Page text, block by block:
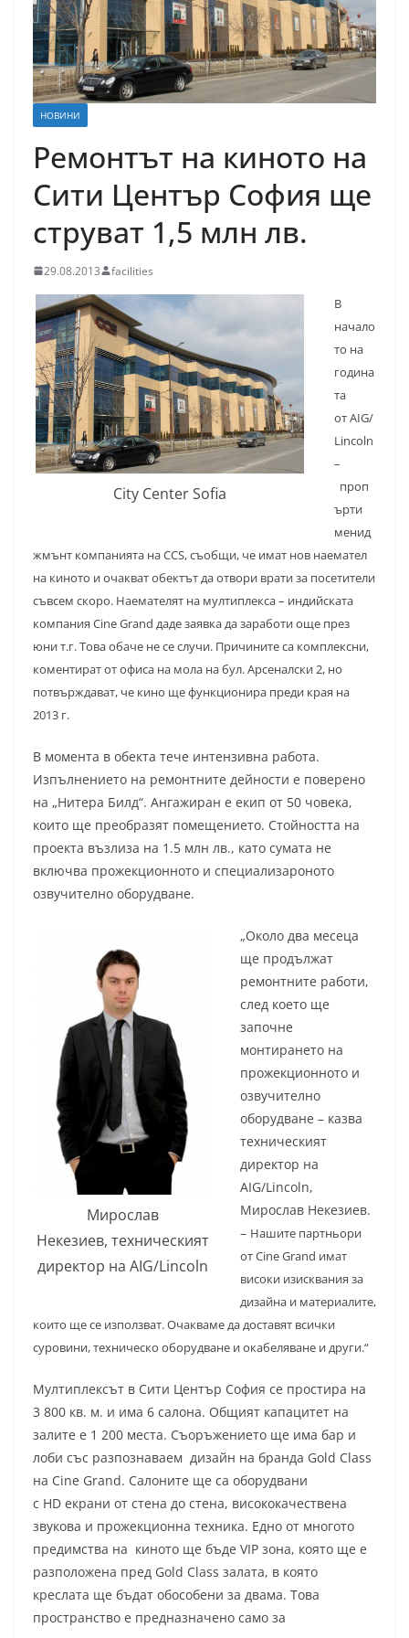
НОВИНИ
Ремонтът на киното на
Сити Център София ще
струват 1,5 млн лв.
29.08.2013 facilities
City Center Sofia
В
начало
то на
година
та
от AIG/
Lincoln
–
проп
ърти
менид
жмънт компанията на CCS, съобщи, че имат нов наемател
на киното и очакват обектът да отвори врати за посетители
съвсем скоро. Наемателят на мултиплекса – индийската
компания Cine Grand даде заявка да заработи още през
юни т.г. Това обаче не се случи. Причините са комплексни,
коментират от офиса на мола на бул. Арсеналски 2, но
потвърждават, че кино ще функционира преди края на
2013 г.
В момента в обекта тече интензивна работа.
Изпълнението на ремонтните дейности е поверено
на „Нитера Билд“. Ангажиран е екип от 50 човека,
които ще преобразят помещението. Стойността на
проекта възлиза на 1.5 млн лв., като сумата не
включва прожекционното и специализароното
озвучително оборудване.
Мирослав
Некезиев, техническият
директор на AIG/Lincoln
„Около два месеца
ще продължат
ремонтните работи,
след което ще
започне
монтирането на
прожекционното и
озвучително
оборудване – казва
техническият
директор на
AIG/Lincoln,
Мирослав Некезиев.
– Нашите партньори
от Cine Grand имат
високи изисквания за
дизайна и материалите,
които ще се използват. Очакваме да доставят всички
суровини, техническо оборудване и окабеляване и други.“
Мултиплексът в Сити Център София се простира на
3 800 кв. м. и има 6 салона. Общият капацитет на
залите е 1 200 места. Съоръжението ще има бар и
лоби със разпознаваем дизайн на бранда Gold Class
на Cine Grand. Салоните ще са оборудвани
с HD екрани от стена до стена, висококачествена
звукова и прожекционна техника. Едно от многото
предимства на киното ще бъде VIP зона, която ще е
разположена пред Gold Class залата, в която
креслата ще бъдат обособени за двама. Това
пространство е предназначено само за